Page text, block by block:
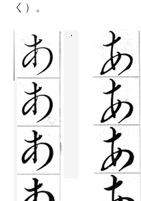
く）。